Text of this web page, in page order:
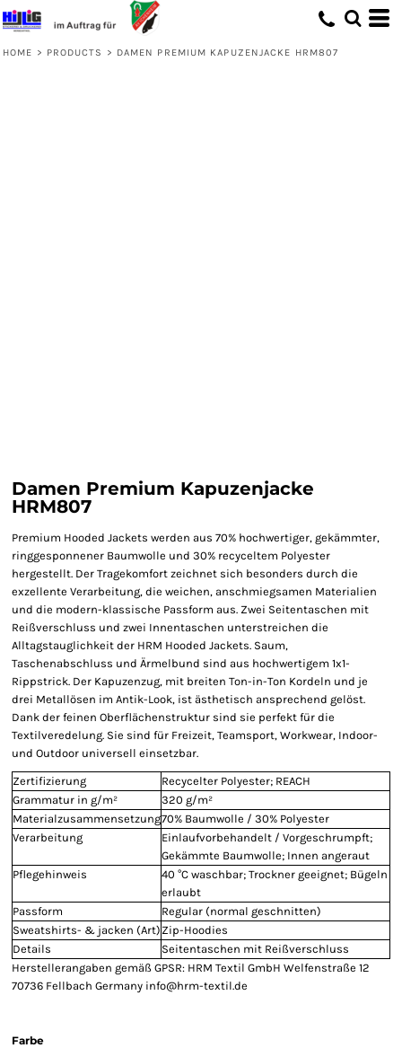
HOME > PRODUCTS > DAMEN PREMIUM KAPUZENJACKE HRM807
Damen Premium Kapuzenjacke
HRM807
Premium Hooded Jackets werden aus 70% hochwertiger, gekämmter,
ringgesponnener Baumwolle und 30% recyceltem Polyester
hergestellt. Der Tragekomfort zeichnet sich besonders durch die
exzellente Verarbeitung, die weichen, anschmiegsamen Materialien
und die modern-klassische Passform aus. Zwei Seitentaschen mit
Reißverschluss und zwei Innentaschen unterstreichen die
Alltagstauglichkeit der HRM Hooded Jackets. Saum,
Taschenabschluss und Ärmelbund sind aus hochwertigem 1x1-
Rippstrick. Der Kapuzenzug, mit breiten Ton-in-Ton Kordeln und je
drei Metallösen im Antik-Look, ist ästhetisch ansprechend gelöst.
Dank der feinen Oberflächenstruktur sind sie perfekt für die
Textilveredelung. Sie sind für Freizeit, Teamsport, Workwear, Indoor-
und Outdoor universell einsetzbar.
Zertifizierung
Recycelter Polyester; REACH
Grammatur in g/m²
320 g/m²
Materialzusammensetzung70% Baumwolle / 30% Polyester
Verarbeitung
Einlaufvorbehandelt / Vorgeschrumpft;
Gekämmte Baumwolle; Innen angeraut
Pflegehinweis
40 °C waschbar; Trockner geeignet; Bügeln
erlaubt
Passform
Regular (normal geschnitten)
Sweatshirts- & jacken (Art) Zip-Hoodies
Details
Seitentaschen mit Reißverschluss
Herstellerangaben gemäß GPSR: HRM Textil GmbH Welfenstraße 12
70736 Fellbach Germany info@hrm-textil.de
Farbe